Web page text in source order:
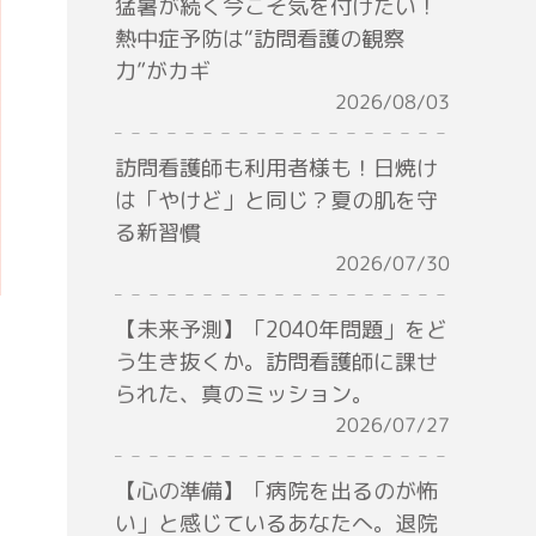
猛暑が続く今こそ気を付けたい！
熱中症予防は“訪問看護の観察
力”がカギ
2026/08/03
訪問看護師も利用者様も！日焼け
は「やけど」と同じ？夏の肌を守
る新習慣
2026/07/30
【未来予測】「2040年問題」をど
う生き抜くか。訪問看護師に課せ
られた、真のミッション。
2026/07/27
【心の準備】「病院を出るのが怖
い」と感じているあなたへ。退院